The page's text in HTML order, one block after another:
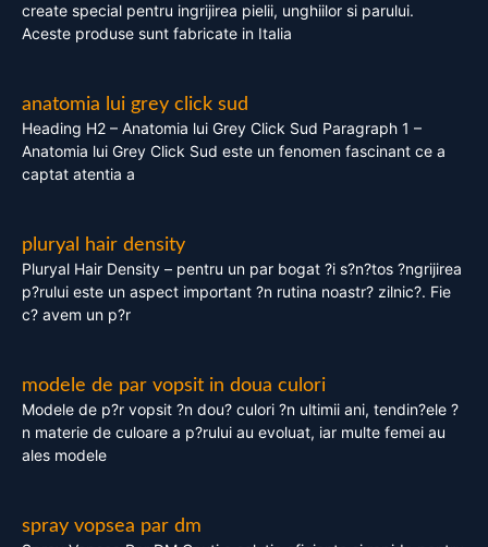
create special pentru ingrijirea pielii, unghiilor si parului.
Aceste produse sunt fabricate in Italia
anatomia lui grey click sud
Heading H2 – Anatomia lui Grey Click Sud Paragraph 1 –
Anatomia lui Grey Click Sud este un fenomen fascinant ce a
captat atentia a
pluryal hair density
Pluryal Hair Density – pentru un par bogat ?i s?n?tos ?ngrijirea
p?rului este un aspect important ?n rutina noastr? zilnic?. Fie
c? avem un p?r
modele de par vopsit in doua culori
Modele de p?r vopsit ?n dou? culori ?n ultimii ani, tendin?ele ?
n materie de culoare a p?rului au evoluat, iar multe femei au
ales modele
spray vopsea par dm